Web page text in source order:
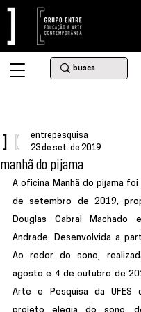
manhã do pijama
entrepesquisa
23 de set. de 2019
A oficina Manhã do pijama
de setembro de 2019,
Douglas Cabral Machado
Andrade. Desenvolvida a
Ao redor do sono,
agosto e 4 de outubro de
Arte e Pesquisa da UFES